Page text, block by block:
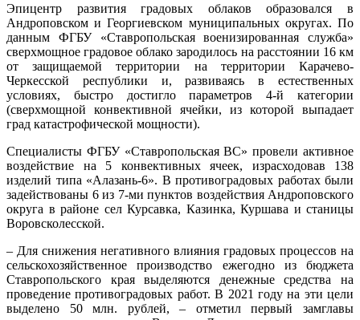
Эпицентр развития градовых облаков образовался в
Андроповском и Георгиевском муниципальных округах. По
данным ФГБУ «Ставропольская военизированная служба»
сверхмощное градовое облако зародилось на расстоянии 16 км
от защищаемой территории на территории Карачево-
Черкесской республики и, развиваясь в естественных
условиях, быстро достигло параметров 4-й категории
(сверхмощной конвективной ячейки, из которой выпадает
град катастрофической мощности).
Специалисты ФГБУ «Ставропольская ВС» провели активное
воздействие на 5 конвективных ячеек, израсходовав 138
изделий типа «Алазань-6». В противоградовых работах были
задействованы 6 из 7-ми пунктов воздействия Андроповского
округа в районе сел Курсавка, Казинка, Куршава и станицы
Воровсколесской.
– Для снижения негативного влияния градовых процессов на
сельскохозяйственное производство ежегодно из бюджета
Ставропольского края выделяются денежные средства на
проведение противоградовых работ. В 2021 году на эти цели
выделено 50 млн. рублей, – отметил первый замглавы